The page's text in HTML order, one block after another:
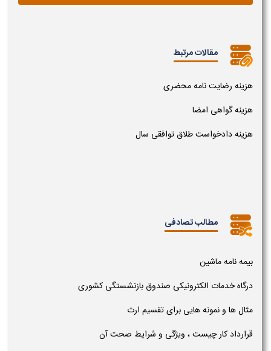
مقالات مرتبط
هزینه رضایت نامه محضری
هزینه گواهی امضا
هزینه دادخواست طلاق توافقی سال
مطالب تصادفی
بیمه نامه ماشین
درگاه خدمات الکترونیکی صندوق بازنشستگی کشوری
مثال ها و نمونه هایی برای تقسیم ارث
قرارداد کار چیست ، ویژگی و شرایط صحت آن